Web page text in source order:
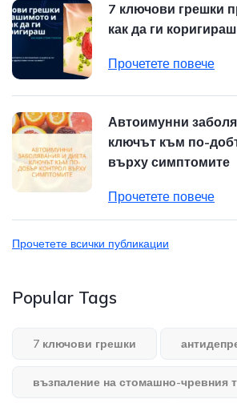
7 ключови грешки
как да ги коригираш
Прочетете повече
Автоимунни
ключът към по-
върху симптомите
Прочетете повече
Прочетете всички публикации
Popular Tags
7 ключови грешки
възпаление на стомашно-чревния